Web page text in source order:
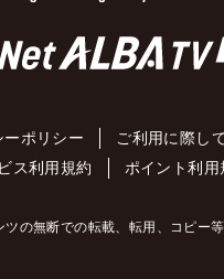
ーポリシー ご利用に際し
ス利用規約 ポイント利用
ツの無断での転載、転用、コピー